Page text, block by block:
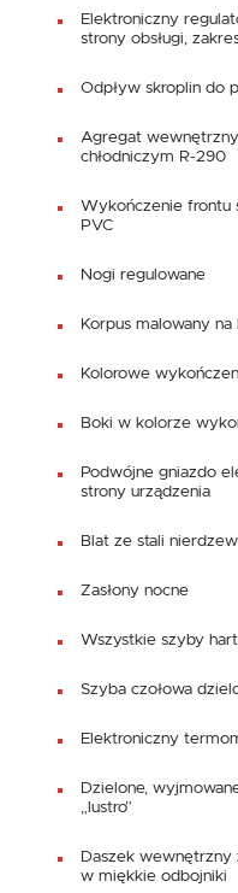
Elektroniczny
strony obsługi,
Odpływ skroplin do
Agregat
chłodniczym R-290
Wykończenie frontu
PVC
Nogi regulowane
Korpus malowany
Kolorowe
Boki w kolorze
Podwójne gniazdo
strony urządzenia
Blat ze stali
Zasłony nocne
Wszystkie szyby
Szyba czołowa
Elektroniczny
Dzielone,
„lustro”
Daszek wewnętrzny
w miękkie odbojniki